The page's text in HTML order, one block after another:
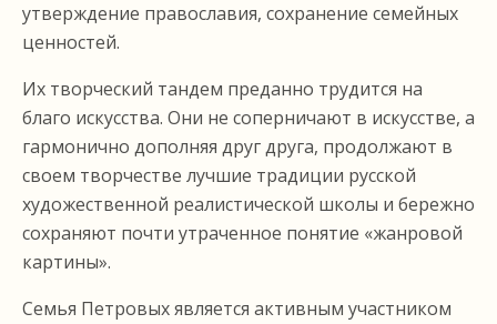
утверждение православия, сохранение семейных
ценностей.
Их творческий тандем преданно трудится на
благо искусства. Они не соперничают в искусстве, а
гармонично дополняя друг друга, продолжают в
своем творчестве лучшие традиции русской
художественной реалистической школы и бережно
сохраняют почти утраченное понятие «жанровой
картины».
Семья Петровых является активным участником